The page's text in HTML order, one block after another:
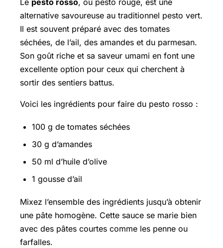
alternative savoureuse au traditionnel pesto vert.
Il est souvent préparé avec des tomates
séchées, de l’ail, des amandes et du parmesan.
Son goût riche et sa saveur umami en font une
excellente option pour ceux qui cherchent à
sortir des sentiers battus.
Voici les ingrédients pour faire du pesto rosso :
100 g de tomates séchées
30 g d’amandes
50 ml d’huile d’olive
1 gousse d’ail
Mixez l’ensemble des ingrédients jusqu’à obtenir
une pâte homogène. Cette sauce se marie bien
avec des pâtes courtes comme les penne ou
farfalles.